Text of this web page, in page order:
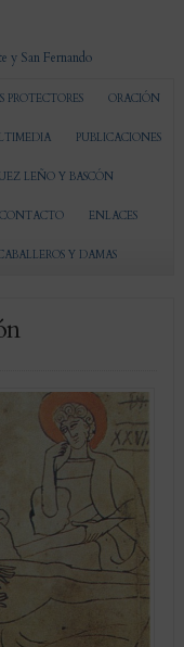
PROTECTORES ORACIÓN
PUBLICACIONES
LEÑO Y BASCÓN
CONTACTO ENLACES
Y DAMAS